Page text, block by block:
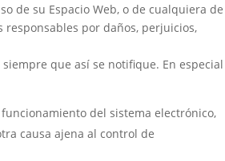
de su Espacio Web, o de cualquiera de
responsables por daños, perjuicios,
que así se notifique. En especial
del sistema electrónico,
causa ajena al control de